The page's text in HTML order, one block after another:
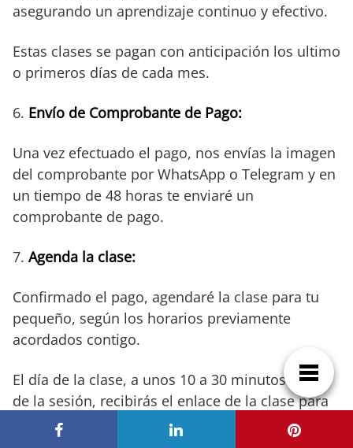
asegurando un aprendizaje continuo y efectivo.
Estas clases se pagan con anticipación los ultimo
o primeros días de cada mes.
6. Envío de Comprobante de Pago:
Una vez efectuado el pago, nos envías la imagen
del comprobante por WhatsApp o Telegram y en
un tiempo de 48 horas te enviaré un
comprobante de pago.
7. Agenda la clase:
Confirmado el pago, agendaré la clase para tu
pequeño, según los horarios previamente
acordados contigo.
El día de la clase, a unos 10 a 30 minutos antes
de la sesión, recibirás el enlace de la clase para
su conexión.